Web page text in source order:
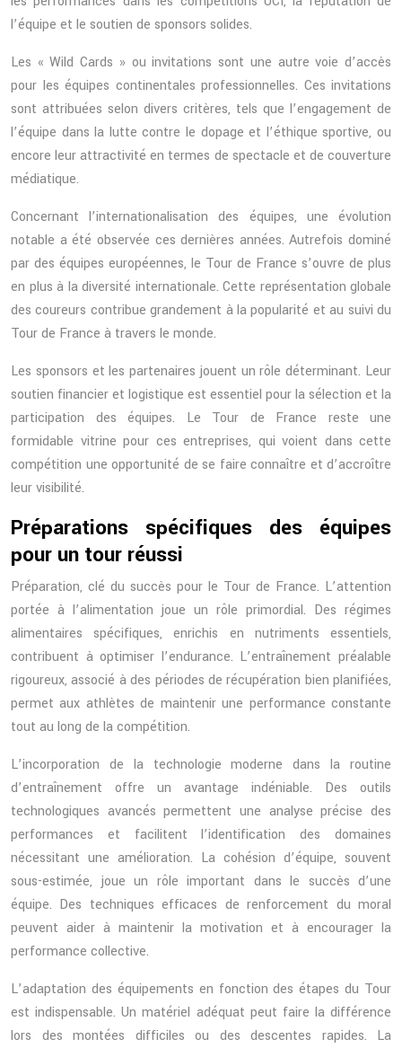
l’équipe et le soutien de sponsors solides.
Les « Wild Cards » ou invitations sont une autre voie d’accès
pour les équipes continentales professionnelles. Ces invitations
sont attribuées selon divers critères, tels que l’engagement de
l’équipe dans la lutte contre le dopage et l’éthique sportive, ou
encore leur attractivité en termes de spectacle et de couverture
médiatique.
Concernant l’internationalisation des équipes, une évolution
notable a été observée ces dernières années. Autrefois dominé
par des équipes européennes, le Tour de France s’ouvre de plus
en plus à la diversité internationale. Cette représentation globale
des coureurs contribue grandement à la popularité et au suivi du
Tour de France à travers le monde.
Les sponsors et les partenaires jouent un rôle déterminant. Leur
soutien financier et logistique est essentiel pour la sélection et la
participation des équipes. Le Tour de France reste une
formidable vitrine pour ces entreprises, qui voient dans cette
compétition une opportunité de se faire connaître et d’accroître
leur visibilité.
Préparations spécifiques des équipes
pour un tour réussi
Préparation, clé du succès pour le Tour de France. L’attention
portée à l’alimentation joue un rôle primordial. Des régimes
alimentaires spécifiques, enrichis en nutriments essentiels,
contribuent à optimiser l’endurance. L’entraînement préalable
rigoureux, associé à des périodes de récupération bien planifiées,
permet aux athlètes de maintenir une performance constante
tout au long de la compétition.
L’incorporation de la technologie moderne dans la routine
d’entraînement offre un avantage indéniable. Des outils
technologiques avancés permettent une analyse précise des
performances et facilitent l’identification des domaines
nécessitant une amélioration. La cohésion d’équipe, souvent
sous-estimée, joue un rôle important dans le succès d’une
équipe. Des techniques efficaces de renforcement du moral
peuvent aider à maintenir la motivation et à encourager la
performance collective.
L’adaptation des équipements en fonction des étapes du Tour
est indispensable. Un matériel adéquat peut faire la différence
lors des montées difficiles ou des descentes rapides. La